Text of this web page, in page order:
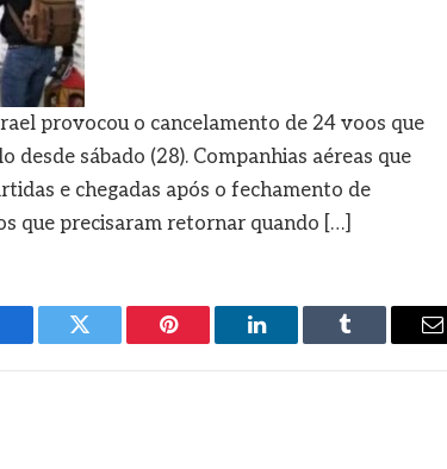
provocou o cancelamento de 24 voos que
sábado (28). Companhias aéreas que
e chegadas após o fechamento de
que precisaram retornar quando […]
Twitter Pinterest LinkedIn Tumblr